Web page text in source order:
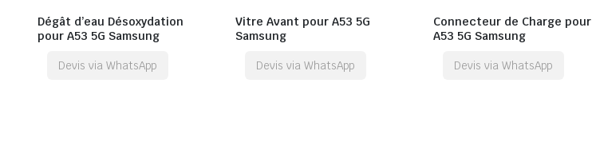
Dégât d’eau Désoxydation
pour A53 5G Samsung
Devis via WhatsApp
Vitre Avant pour A53 5G
Samsung
Devis via WhatsApp
Connecteur de Charge pour
A53 5G Samsung
Devis via WhatsApp